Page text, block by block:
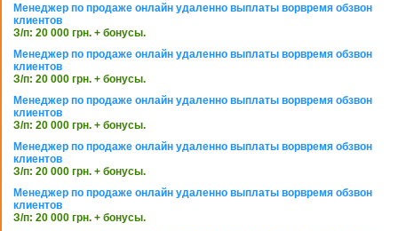
Менеджер по продаже онлайн удаленно выплаты ворвремя обзвон
клиентов
З/п: 20 000 грн. + бонусы.
Менеджер по продаже онлайн удаленно выплаты ворвремя обзвон
клиентов
З/п: 20 000 грн. + бонусы.
Менеджер по продаже онлайн удаленно выплаты ворвремя обзвон
клиентов
З/п: 20 000 грн. + бонусы.
Менеджер по продаже онлайн удаленно выплаты ворвремя обзвон
клиентов
З/п: 20 000 грн. + бонусы.
Менеджер по продаже онлайн удаленно выплаты ворвремя обзвон
клиентов
З/п: 20 000 грн. + бонусы.